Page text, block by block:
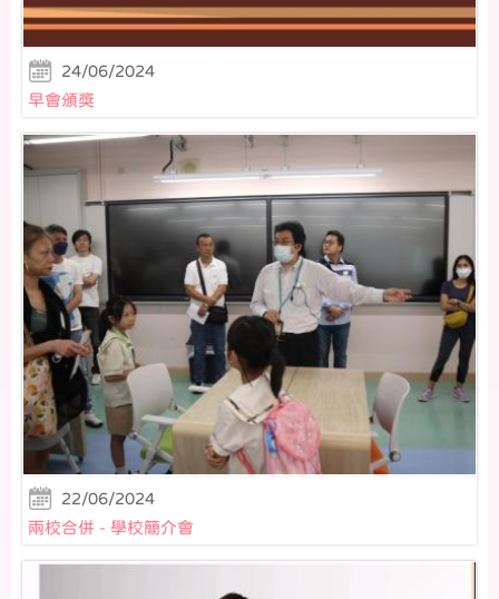
24/06/2024
早會頒獎
22/06/2024
兩校合併 - 學校簡介會